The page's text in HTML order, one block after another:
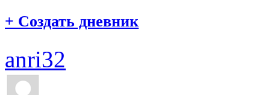
+ Создать дневник
anri32